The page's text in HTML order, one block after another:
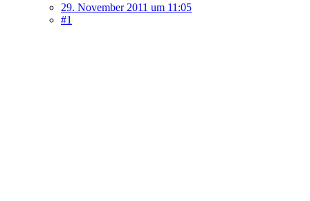
29. November 2011 um 11:05
#1